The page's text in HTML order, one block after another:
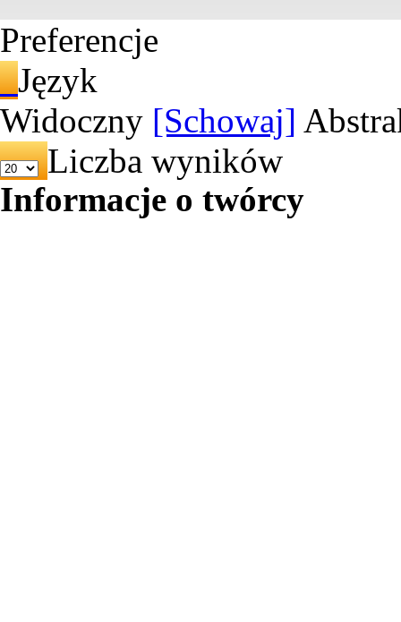
Preferencje
Język
Widoczny [Schowaj]
Liczba wyników
Informacje o twórcy